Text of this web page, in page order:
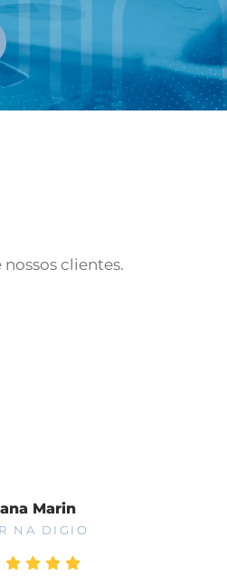
clientes.
Marin
NA DIGIO